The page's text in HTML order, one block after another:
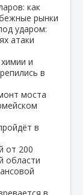
как
рынки
ударом:
атаки
и
в
моста
в
от 200
области